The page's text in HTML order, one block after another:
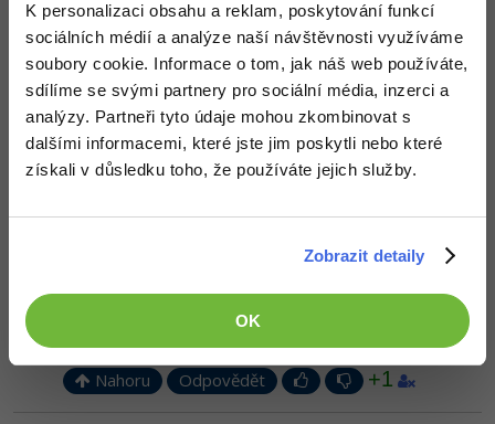
K personalizaci obsahu a reklam, poskytování funkcí
sociálních médií a analýze naší návštěvnosti využíváme
soubory cookie. Informace o tom, jak náš web používáte,
sdílíme se svými partnery pro sociální média, inzerci a
analýzy. Partneři tyto údaje mohou zkombinovat s
dalšími informacemi, které jste jim poskytli nebo které
získali v důsledku toho, že používáte jejich služby.
Zobrazit detaily
OK
Editováno
Nahoru Odpovědět +2
Odpovídá na Neaktivní uživatel
niveses: 28.5.2013 15:43
Tak Opera přechází na Webkit, takže už nebude dělat problémy
28.5.2013 15:47
Nahoru Odpovědět +1